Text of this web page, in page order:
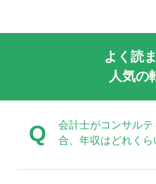
よく読
人気の
Q
会計士がコンサル
合、年収はどれくら